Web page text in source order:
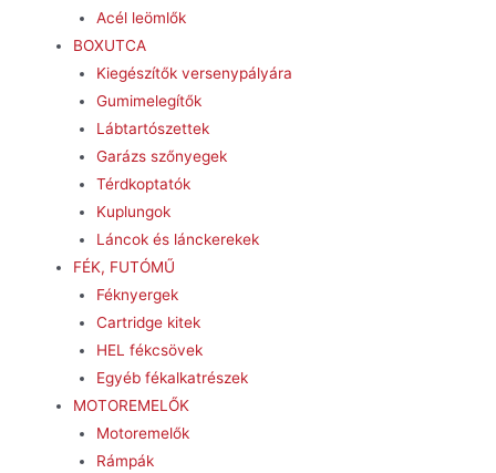
Acél leömlők
BOXUTCA
Kiegészítők versenypályára
Gumimelegítők
Lábtartószettek
Garázs szőnyegek
Térdkoptatók
Kuplungok
Láncok és lánckerekek
FÉK, FUTÓMŰ
Féknyergek
Cartridge kitek
HEL fékcsövek
Egyéb fékalkatrészek
MOTOREMELŐK
Motoremelők
Rámpák